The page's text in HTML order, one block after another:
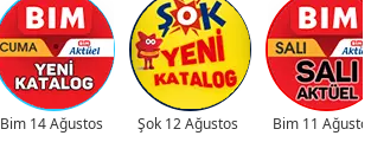
Bim 14 Ağustos Şok 12 Ağustos Bim 11